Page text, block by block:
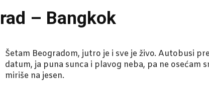
– Bangkok
Šetam Beogradom, jutro je i sve je živo. Autobusi
datum, ja puna sunca i plavog neba, pa ne osećam
miriše na jesen.